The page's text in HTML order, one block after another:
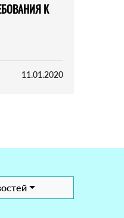
К
11.01.2020